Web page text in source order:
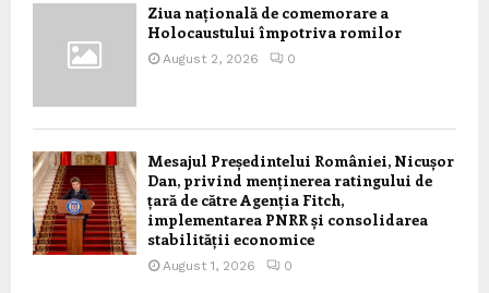
Ziua națională de comemorare a
Holocaustului împotriva romilor
August 2, 2026 0
Mesajul Președintelui României, Nicușor
Dan, privind menținerea ratingului de
țară de către Agenția Fitch,
implementarea PNRR și consolidarea
stabilității economice
August 1, 2026 0